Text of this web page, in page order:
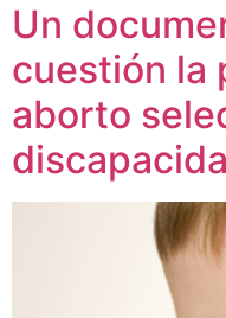
Un
cuestión la
aborto